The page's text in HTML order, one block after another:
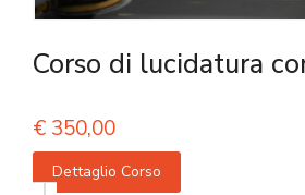
Corso di lucidatura
€ 350,00
Dettaglio Corso